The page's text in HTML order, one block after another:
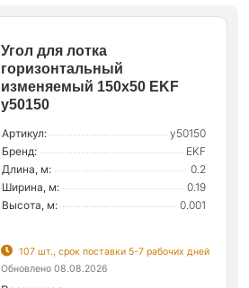
Угол для лотка
горизонтальный
изменяемый 150х50 EKF
y50150
Артикул:
y50150
Бренд:
EKF
Длина, м:
0.2
Ширина, м:
0.19
Высота, м:
0.001
107 шт., срок поставки 5-7 рабочих дней
Обновлено 08.08.2026